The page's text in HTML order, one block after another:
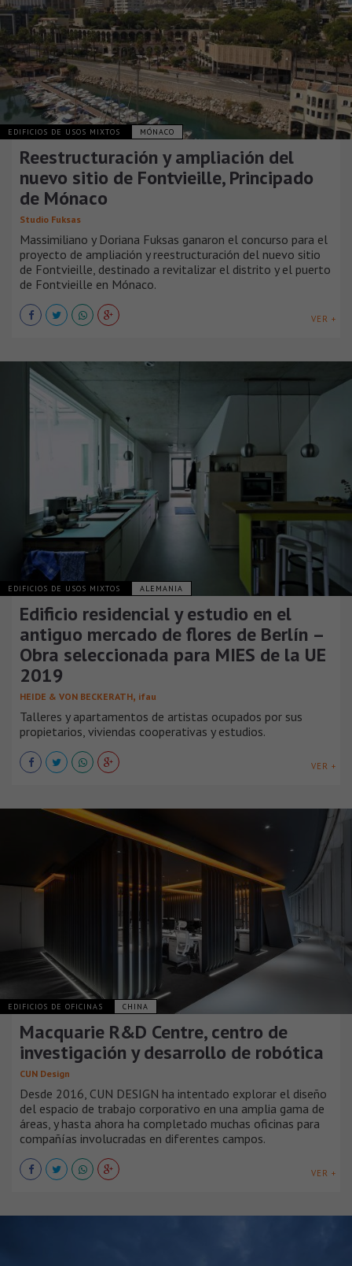
EDIFICIOS DE USOS MIXTOS MÓNACO
Reestructuración y ampliación del
nuevo sitio de Fontvieille, Principado
de Mónaco
Studio Fuksas
Massimiliano y Doriana Fuksas ganaron el concurso para el
proyecto de ampliación y reestructuración del nuevo sitio
de Fontvieille, destinado a revitalizar el distrito y el puerto
de Fontvieille en Mónaco.
VER +
EDIFICIOS DE USOS MIXTOS ALEMANIA
Edificio residencial y estudio en el
antiguo mercado de flores de Berlín –
Obra seleccionada para MIES de la UE
2019
HEIDE & VON BECKERATH, ifau
Talleres y apartamentos de artistas ocupados por sus
propietarios, viviendas cooperativas y estudios.
VER +
EDIFICIOS DE OFICINAS CHINA
Macquarie R&D Centre, centro de
investigación y desarrollo de robótica
CUN Design
Desde 2016, CUN DESIGN ha intentado explorar el diseño
del espacio de trabajo corporativo en una amplia gama de
áreas, y hasta ahora ha completado muchas oficinas para
compañías involucradas en diferentes campos.
VER +